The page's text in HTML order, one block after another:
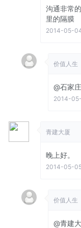
沟通非常
里的隔膜
2014-05-
价值人生
@石家
2014-
青建大厦
晚上好。
2014-05-
价值人生
@青建